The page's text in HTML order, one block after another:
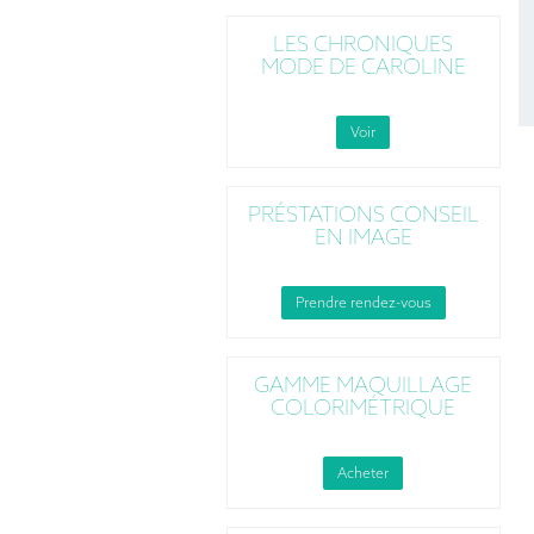
LES CHRONIQUES
MODE DE CAROLINE
Voir
PRÉSTATIONS CONSEIL
EN IMAGE
Prendre rendez-vous
GAMME MAQUILLAGE
COLORIMÉTRIQUE
Acheter